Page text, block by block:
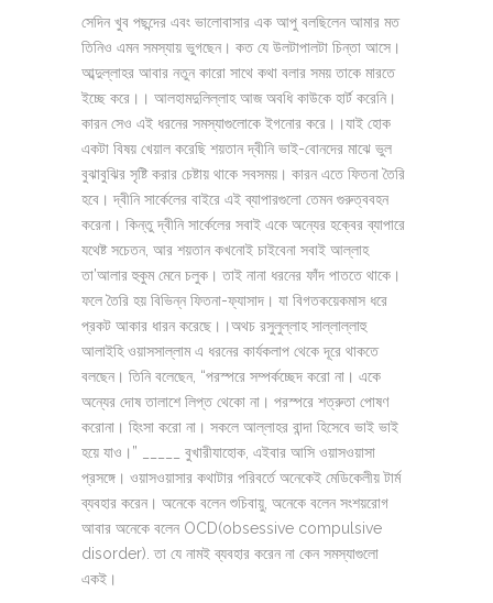
সেদিন খুব পছন্দের এবং ভালোবাসার এক আপু বলছিলেন আমার মত
তিনিও এমন সমস্যায় ভুগছেন। কত যে উলটাপালটা চিন্তা আসে।
আব্দুল্লাহর আবার নতুন কারো সাথে কথা বলার সময় তাকে মারতে
ইচ্ছে করে।। আলহামদুলিল্লাহ আজ অবধি কাউকে হার্ট করেনি।
কারন সেও এই ধরনের সমস্যাগুলোকে ইগনোর করে।।যাই হোক
একটা বিষয় খেয়াল করেছি শয়তান দ্বীনি ভাই-বোনদের মাঝে ভুল
বুঝাবুঝির সৃষ্টি করার চেষ্টায় থাকে সবসময়। কারন এতে ফিতনা তৈরি
হবে। দ্বীনি সার্কেলের বাইরে এই ব্যাপারগুলো তেমন গুরুত্ববহন
করেনা। কিন্তু দ্বীনি সার্কেলের সবাই একে অন্যের হক্বের ব্যাপারে
যথেষ্ট সচেতন, আর শয়তান কখনোই চাইবেনা সবাই আল্লাহ
তা’আলার হুকুম মেনে চলুক। তাই নানা ধরনের ফাঁদ পাততে থাকে।
ফলে তৈরি হয় বিভিন্ন ফিতনা-ফ্যাসাদ। যা বিগতকয়েকমাস ধরে
প্রকট আকার ধারন করেছে।।অথচ রসুলুল্লাহ সাল্লাল্লাহু
আলাইহি ওয়াসসাল্লাম এ ধরনের কার্যকলাপ থেকে দূরে থাকতে
বলছেন। তিনি বলেছেন, “পরস্পরে সম্পর্কচ্ছেদ করো না। একে
অন্যের দোষ তালাশে লিপ্ত থেকো না। পরস্পরে শত্রুতা পোষণ
করোনা। হিংসা করো না। সকলে আল্লাহর বান্দা হিসেবে ভাই ভাই
হয়ে যাও।” _____ বুখারীযাহোক, এইবার আসি ওয়াসওয়াসা
প্রসঙ্গে। ওয়াসওয়াসার কথাটার পরিবর্তে অনেকেই মেডিকেলীয় টার্ম
ব্যবহার করেন। অনেকে বলেন শুচিবায়ু, অনেকে বলেন সংশয়রোগ
আবার অনেকে বলেন OCD(obsessive compulsive
disorder). তা যে নামই ব্যবহার করেন না কেন সমস্যাগুলো
একই।